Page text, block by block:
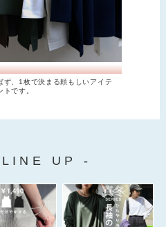
ず、1枚で決まる頼もしいアイテ
です。
UP -